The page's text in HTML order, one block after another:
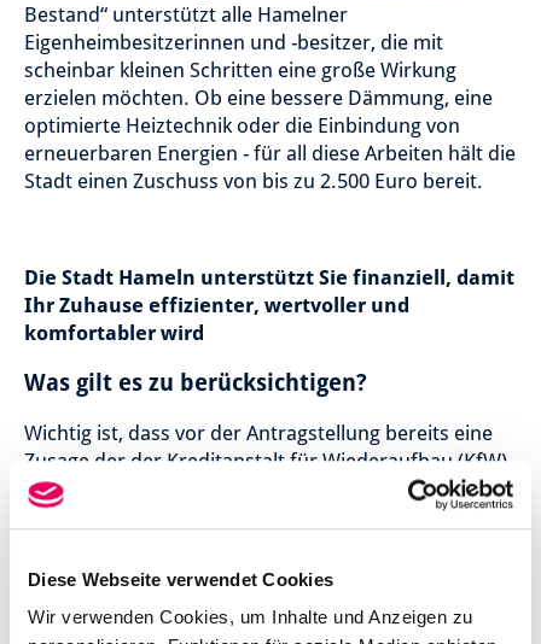
Diese Webseite verwendet Cookies
Wir verwenden Cookies, um Inhalte und Anzeigen zu
Bestand“ unterstützt alle Hamelner
Eigenheimbesitzerinnen und -besitzer, die mit
scheinbar kleinen Schritten eine große Wirkung
erzielen möchten. Ob eine bessere Dämmung, eine
optimierte Heiztechnik oder die Einbindung von
erneuerbaren Energien - für all diese Arbeiten hält die
Stadt einen Zuschuss von bis zu 2.500 Euro bereit.
Die Stadt Hameln unterstützt Sie finanziell, damit
Ihr Zuhause effizienter, wertvoller und
komfortabler wird
Was gilt es zu berücksichtigen?
Wichtig ist, dass vor der Antragstellung bereits eine
Zusage der der Kreditanstalt für Wiederaufbau (KfW)
oder des Bundesamtes für Wirtschaft und
Ausfuhrkontrolle (BAFA) für die Förderung der
Förderung seitens der Stadt Hameln ist also eine